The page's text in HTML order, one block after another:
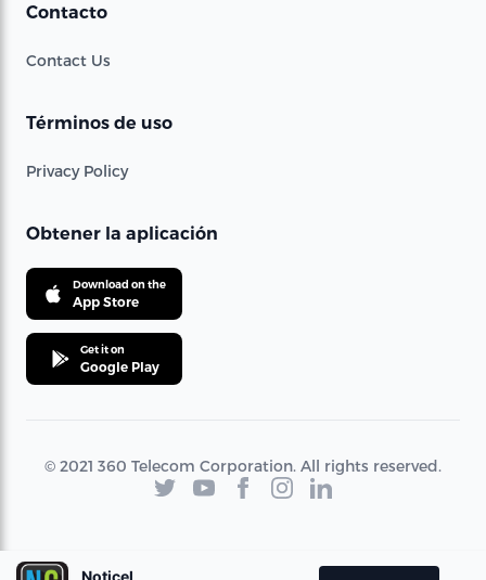
Contacto
Contact Us
Términos de uso
Privacy Policy
Obtener la aplicación
Download on the
App Store
Get it on
Google Play
© 2021 360 Telecom Corporation. All rights reserved.
Noticel